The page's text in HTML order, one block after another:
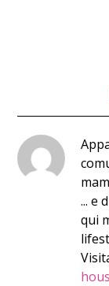
... e
qui